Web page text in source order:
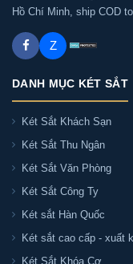
KL75-LS7-GOLD
TP. HCM:
+ Quận nội
Hoàn Kiếm, Cầu
Long Biên, Hà
+ Huyện ngoại
Sóc Sơn, Mê Linh,
Đức, Chương Mỹ,
Phượng, Ba Vì, Phúc
Hồ Chí Minh, ship COD
Z
DANH MỤC KÉT SẮT
Két Sắt Khách Sạn
Két Sắt Thu Ngân
Két Sắt Văn Phòng
Két Sắt Công Ty
Két sắt Hàn Quốc
Két sắt cao cấp - xuất
Két Sắt Khóa Cơ